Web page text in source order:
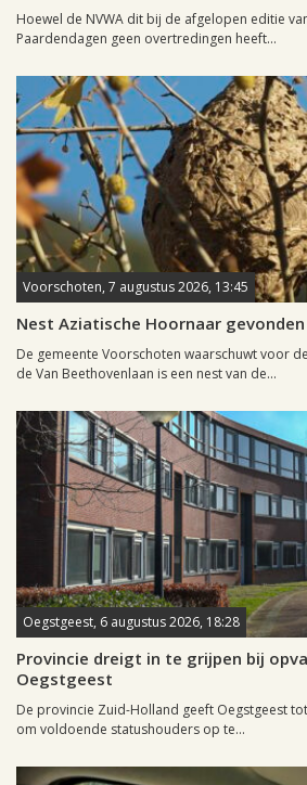
Hoewel de NVWA dit bij de afgelopen editie
Paardendagen geen overtredingen heeft...
Voorschoten, 7 augustus 2026, 13:45
Nest Aziatische Hoornaar
De gemeente Voorschoten waarschuwt voor
de Van Beethovenlaan is een nest van de...
Oegstgeest, 6 augustus 2026, 18:28
Provincie dreigt in te grijpen bij
Oegstgeest
De provincie Zuid-Holland geeft Oegstgeest
om voldoende statushouders op te...